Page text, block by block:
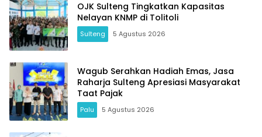
OJK Sulteng Tingkatkan Kapasitas
Nelayan KNMP di Tolitoli
Sulteng 5 Agustus 2026
Wagub Serahkan Hadiah Emas, Jasa
Raharja Sulteng Apresiasi Masyarakat
Taat Pajak
Palu 5 Agustus 2026